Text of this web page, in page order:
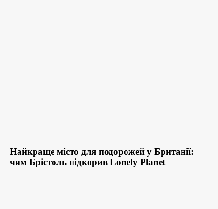
Найкраще місто для подорожей у Британії:
чим Брістоль підкорив Lonely Planet